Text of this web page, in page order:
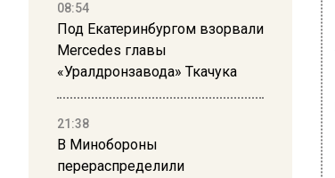
08:54
Под Екатеринбургом взорвали
Mercedes главы
«Уралдронзавода» Ткачука
21:38
В Минобороны
перераспределили